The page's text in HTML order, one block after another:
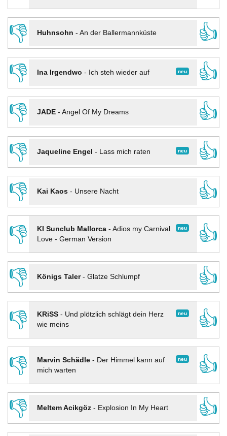
👎
Huhnsohn - An der Ballermannküste
👍
👎
neu
Ina Irgendwo - Ich steh wieder auf
👍
👎
JADE- Angel Of My Dreams
👍
👎
neu
Jaqueline Engel - Lass mich raten
👍
👎
Kai Kaos- Unsere Nacht
👍
👎
neu
KI Sunclub Mallorca- Adios my Carnival
Love - German Version
👍
👎
Königs Taler- Glatze Schlumpf
👍
👎
neu
KRiSS- Und plötzlich schlägt dein Herz
wie meins
👍
👎 neu
Marvin Schädle- Der Himmel kann auf
mich warten
👍
👎
Meltem Acikgöz- Explosion In My Heart
👍